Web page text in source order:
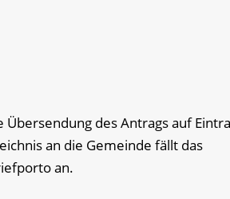
Übersendung des Antrags auf
an die Gemeinde fällt das
an.